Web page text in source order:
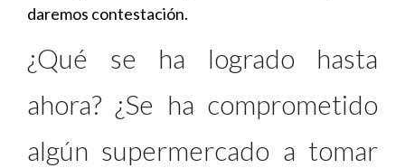
daremos contestación.
¿Qué se ha logrado hasta
ahora? ¿Se ha comprometido
algún supermercado a tomar